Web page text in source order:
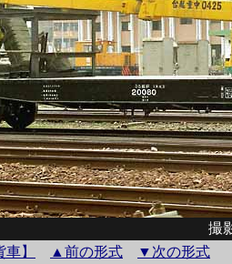
撮
車】 ▲前の形式 ▼次の形式